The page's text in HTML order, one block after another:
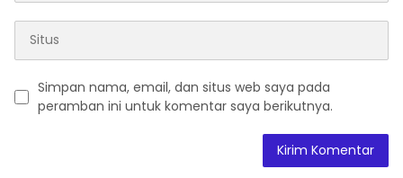
Simpan nama, email, dan situs web saya pada
peramban ini untuk komentar saya berikutnya.